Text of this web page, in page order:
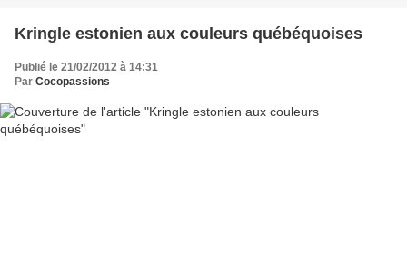
Kringle estonien aux couleurs québéquoises
Publié le 21/02/2012 à 14:31
Par Cocopassions